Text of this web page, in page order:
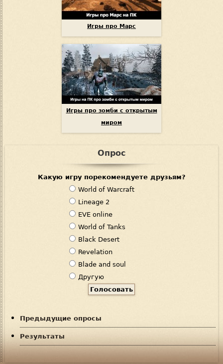
Игры про Марс
Игры про зомби с открытым
миром
Опрос
Какую игру порекомендуете друзьям?
В
а
р
и
а
н
т
ы
World of Warcraft
Lineage 2
EVE online
World of Tanks
Black Desert
Revelation
Blade and soul
Другую
Предыдущие опросы
Результаты